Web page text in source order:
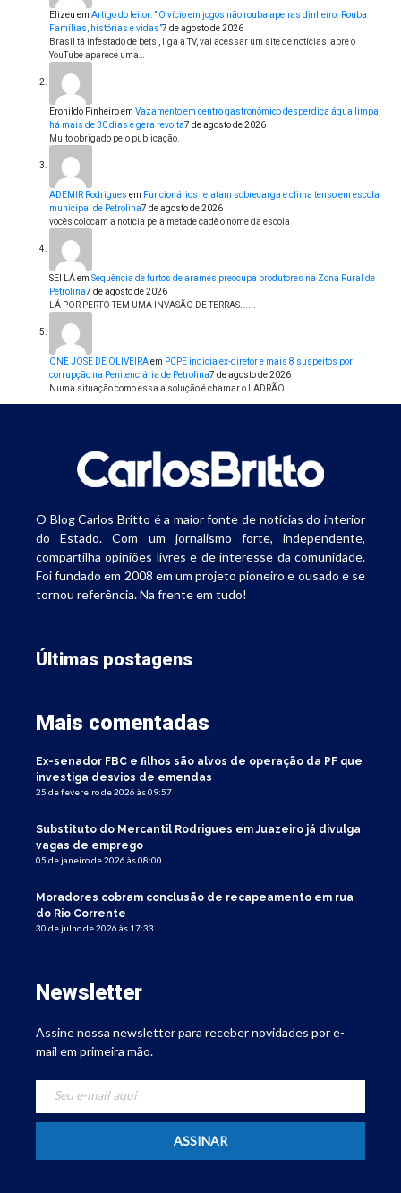
Elizeu em Artigo do leitor: ” O vício em jogos não rouba apenas dinheiro. Rouba
Famílias, histórias e vidas”7 de agosto de 2026
Brasil tá infestado de bets , liga a TV, vai acessar um site de notícias, abre o
YouTube aparece uma…
Eronildo Pinheiroem Vazamento em centro gastronômico desperdiça água limpa
há mais de 30 dias e gera revolta7 de agosto de 2026
Muito obrigado pelo publicação.
ADEMIR Rodrigues em Funcionários relatam sobrecarga e clima tenso em escola
municipal de Petrolina7 de agosto de 2026
vocês colocam a notícia pela metade cadê o nome da escola
SEI LÁem Sequência de furtos de arames preocupa produtores na Zona Rural de
Petrolina7 de agosto de 2026
LÁ POR PERTO TEM UMA INVASÃO DE TERRAS......
ONE JOSE DE OLIVEIRAem PCPE indicia ex-diretor e mais 8 suspeitos por
corrupção na Penitenciária de Petrolina7 de agosto de 2026
Numa situação como essa a solução é chamar o LADRÃO
O Blog Carlos Britto é a maior fonte de notícias do interior
do Estado. Com um jornalismo forte, independente,
compartilha opiniões livres e de interesse da comunidade.
Foi fundado em 2008 em um projeto pioneiro e ousado e se
tornou referência. Na frente em tudo!
Últimas postagens
Mais comentadas
Ex-senador FBC e filhos são alvos de operação da PF que
investiga desvios de emendas
25 de fevereiro de 2026 às 09:57
Substituto do Mercantil Rodrigues em Juazeiro já divulga
vagas de emprego
05 de janeiro de 2026 às 08:00
Moradores cobram conclusão de recapeamento em rua
do Rio Corrente
30 de julho de 2026 às 17:33
Newsletter
Assine nossa newsletter para receber novidades por e-
mail em primeira mão.